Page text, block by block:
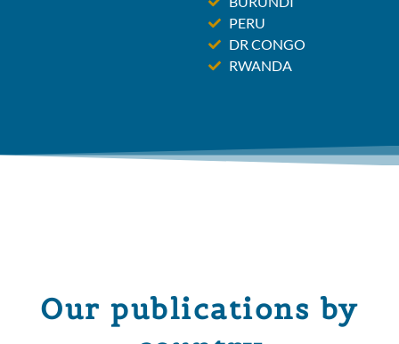
PERU
DR CONGO
RWANDA
Our publications by